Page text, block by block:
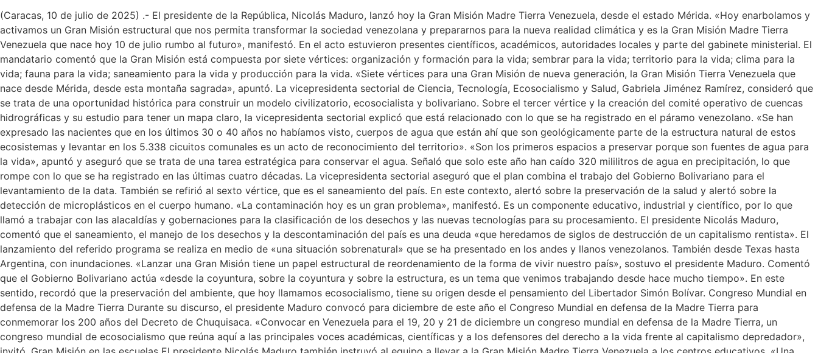
(Caracas, 10 de julio de 2025) .- El presidente de la República, Nicolás Maduro, lanzó hoy la Gran Misión Madre Tierra Venezuela, desde el estado Mérida. «Hoy enarbolamos y
activamos un Gran Misión estructural que nos permita transformar la sociedad venezolana y prepararnos para la nueva realidad climática y es la Gran Misión Madre Tierra
Venezuela que nace hoy 10 de julio rumbo al futuro», manifestó. En el acto estuvieron presentes científicos, académicos, autoridades locales y parte del gabinete ministerial. El
mandatario comentó que la Gran Misión está compuesta por siete vértices: organización y formación para la vida; sembrar para la vida; territorio para la vida; clima para la
vida; fauna para la vida; saneamiento para la vida y producción para la vida. «Siete vértices para una Gran Misión de nueva generación, la Gran Misión Tierra Venezuela que
nace desde Mérida, desde esta montaña sagrada», apuntó. La vicepresidenta sectorial de Ciencia, Tecnología, Ecosocialismo y Salud, Gabriela Jiménez Ramírez, consideró que
se trata de una oportunidad histórica para construir un modelo civilizatorio, ecosocialista y bolivariano. Sobre el tercer vértice y la creación del comité operativo de cuencas
hidrográficas y su estudio para tener un mapa claro, la vicepresidenta sectorial explicó que está relacionado con lo que se ha registrado en el páramo venezolano. «Se han
expresado las nacientes que en los últimos 30 o 40 años no habíamos visto, cuerpos de agua que están ahí que son geológicamente parte de la estructura natural de estos
ecosistemas y levantar en los 5.338 cicuitos comunales es un acto de reconocimiento del territorio». «Son los primeros espacios a preservar porque son fuentes de agua para
la vida», apuntó y aseguró que se trata de una tarea estratégica para conservar el agua. Señaló que solo este año han caído 320 mililitros de agua en precipitación, lo que
rompe con lo que se ha registrado en las últimas cuatro décadas. La vicepresidenta sectorial aseguró que el plan combina el trabajo del Gobierno Bolivariano para el
levantamiento de la data. También se refirió al sexto vértice, que es el saneamiento del país. En este contexto, alertó sobre la preservación de la salud y alertó sobre la
detección de microplásticos en el cuerpo humano. «La contaminación hoy es un gran problema», manifestó. Es un componente educativo, industrial y científico, por lo que
llamó a trabajar con las alacaldías y gobernaciones para la clasificación de los desechos y las nuevas tecnologías para su procesamiento. El presidente Nicolás Maduro,
comentó que el saneamiento, el manejo de los desechos y la descontaminación del país es una deuda «que heredamos de siglos de destrucción de un capitalismo rentista». El
lanzamiento del referido programa se realiza en medio de «una situación sobrenatural» que se ha presentado en los andes y llanos venezolanos. También desde Texas hasta
Argentina, con inundaciones. «Lanzar una Gran Misión tiene un papel estructural de reordenamiento de la forma de vivir nuestro país», sostuvo el presidente Maduro. Comentó
que el Gobierno Bolivariano actúa «desde la coyuntura, sobre la coyuntura y sobre la estructura, es un tema que venimos trabajando desde hace mucho tiempo». En este
sentido, recordó que la preservación del ambiente, que hoy llamamos ecosocialismo, tiene su origen desde el pensamiento del Libertador Simón Bolívar. Congreso Mundial en
defensa de la Madre Tierra Durante su discurso, el presidente Maduro convocó para diciembre de este año el Congreso Mundial en defensa de la Madre Tierra para
conmemorar los 200 años del Decreto de Chuquisaca. «Convocar en Venezuela para el 19, 20 y 21 de diciembre un congreso mundial en defensa de la Madre Tierra, un
congreso mundial de ecosocialismo que reúna aquí a las principales voces académicas, científicas y a los defensores del derecho a la vida frente al capitalismo depredador»,